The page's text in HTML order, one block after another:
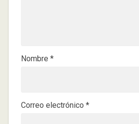
Nombre *
Correo electrónico *